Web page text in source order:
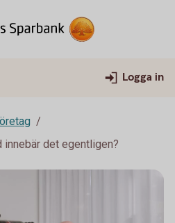
Logga in
det egentligen?